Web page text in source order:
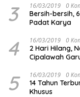
3 16/03/2019 0
Bersih-bersih,
Padat Karya
4 16/03/2019 0
2 Hari Hilang,
Cipalawah
5 16/03/2019 0
14 Tahun
Khusus